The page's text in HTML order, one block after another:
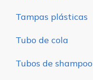
Tampas plásticas
Tubo de cola
Tubos de shampoo